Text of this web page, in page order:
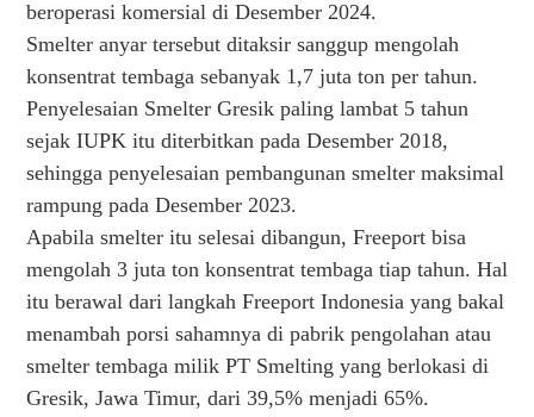
beroperasi komersial di Desember 2024.
Smelter anyar tersebut ditaksir sanggup mengolah
konsentrat tembaga sebanyak 1,7 juta ton per tahun.
Penyelesaian Smelter Gresik paling lambat 5 tahun
sejak IUPK itu diterbitkan pada Desember 2018,
sehingga penyelesaian pembangunan smelter maksimal
rampung pada Desember 2023.
Apabila smelter itu selesai dibangun, Freeport bisa
mengolah 3 juta ton konsentrat tembaga tiap tahun. Hal
itu berawal dari langkah Freeport Indonesia yang bakal
menambah porsi sahamnya di pabrik pengolahan atau
smelter tembaga milik PT Smelting yang berlokasi di
Gresik, Jawa Timur, dari 39,5% menjadi 65%.